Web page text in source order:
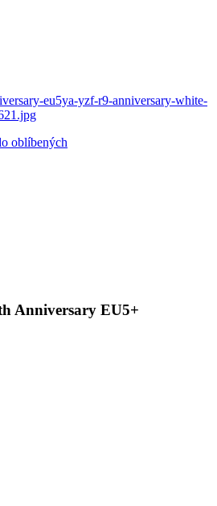
oblíbených
Anniversary EU5+